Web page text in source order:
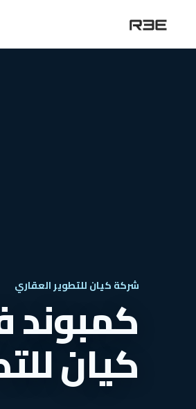
شركة كيان للتطوير العقاري
كمبوند
كيان